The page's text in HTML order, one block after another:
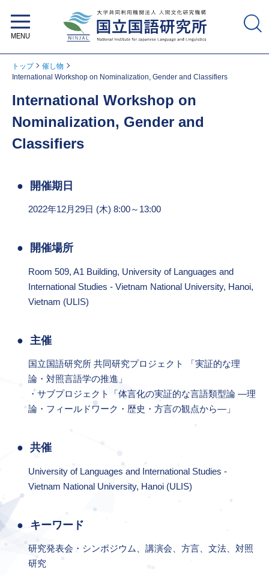
トップ
催し物
International Workshop on Nominalization, Gender and Classifiers
International Workshop on
Nominalization, Gender and
Classifiers
開催期日
2022年12月29日 (木) 8:00～13:00
開催場所
Room 509, A1 Building, University of Languages and
International Studies - Vietnam National University, Hanoi,
Vietnam (ULIS)
主催
国立国語研究所 共同研究プロジェクト 「実証的な理
論・対照言語学の推進」
・サブプロジェクト「体言化の実証的な言語類型論 ―理
論・フィールドワーク・歴史・方言の観点から―」
共催
University of Languages and International Studies -
Vietnam National University, Hanoi (ULIS)
キーワード
研究発表会・シンポジウム、講演会、方言、文法、対照
研究